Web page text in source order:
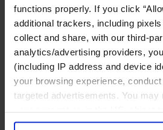
functions properly. If you click
additional trackers, including
collect and share, with our third-
analytics/advertising providers,
(including IP address and device
your browsing experience,
targeted advertisements. You may
your consent or, in the US, object
your data for targeted advertising,
化工与过程工业咨询团队
机械与工业技术
汽车与交通设备
能源业
金属与矿业
金融服务业
主权财富基金